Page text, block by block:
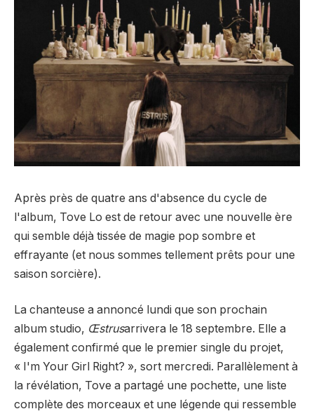
Après près de quatre ans d'absence du cycle de
l'album, Tove Lo est de retour avec une nouvelle ère
qui semble déjà tissée de magie pop sombre et
effrayante (et nous sommes tellement prêts pour une
saison sorcière).
La chanteuse a annoncé lundi que son prochain
album studio, Œstrusarrivera le 18 septembre. Elle a
également confirmé que le premier single du projet,
« I'm Your Girl Right? », sort mercredi. Parallèlement à
la révélation, Tove a partagé une pochette, une liste
complète des morceaux et une légende qui ressemble